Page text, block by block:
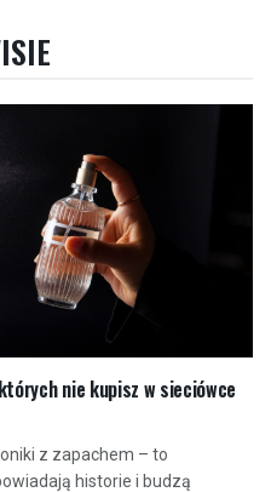
nie kupisz w sieciówce
z zapachem – to
historie i budzą